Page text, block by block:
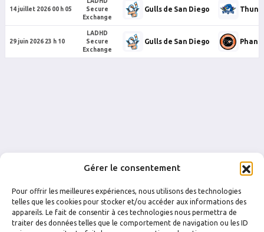
Gérer le consentement
Pour offrir les meilleures expériences, nous utilisons des technologies
telles que les cookies pour stocker et/ou accéder aux informations des
appareils. Le fait de consentir à ces technologies nous permettra de
traiter des données telles que le comportement de navigation ou les ID
14 juillet 2026 00 h 05
Secure
Exchange
Gulls de San Diego
29 juin 2026 23 h 10
LADHD
Secure
Exchange
Gulls de San Diego
INSTAGRAM